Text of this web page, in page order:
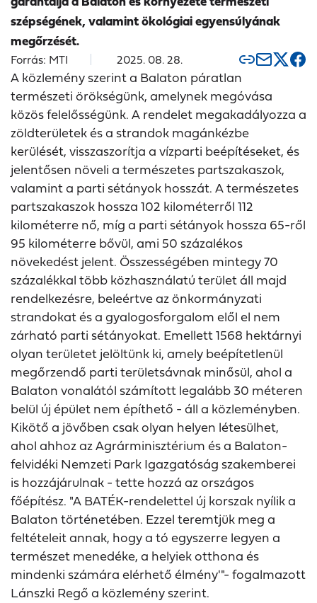
szépségének, valamint ökológiai egyensúlyának
megőrzését.
Forrás: MTI 2025. 08. 28.
A közlemény szerint a Balaton páratlan
természeti örökségünk, amelynek megóvása
közös felelősségünk. A rendelet megakadályozza a
zöldterületek és a strandok magánkézbe
kerülését, visszaszorítja a vízparti beépítéseket, és
jelentősen növeli a természetes partszakaszok,
valamint a parti sétányok hosszát. A természetes
partszakaszok hossza 102 kilométerről 112
kilométerre nő, míg a parti sétányok hossza 65-ről
95 kilométerre bővül, ami 50 százalékos
növekedést jelent. Összességében mintegy 70
százalékkal több közhasználatú terület áll majd
rendelkezésre, beleértve az önkormányzati
strandokat és a gyalogosforgalom elől el nem
zárható parti sétányokat. Emellett 1568 hektárnyi
olyan területet jelöltünk ki, amely beépítetlenül
megőrzendő parti területsávnak minősül, ahol a
Balaton vonalától számított legalább 30 méteren
belül új épület nem építhető - áll a közleményben.
Kikötő a jövőben csak olyan helyen létesülhet,
ahol ahhoz az Agrárminisztérium és a Balaton-
felvidéki Nemzeti Park Igazgatóság szakemberei
is hozzájárulnak - tette hozzá az országos
főépítész. "A BATÉK-rendelettel új korszak nyílik a
Balaton történetében. Ezzel teremtjük meg a
feltételeit annak, hogy a tó egyszerre legyen a
természet menedéke, a helyiek otthona és
mindenki számára elérhető élmény'"- fogalmazott
Lánszki Regő a közlemény szerint.